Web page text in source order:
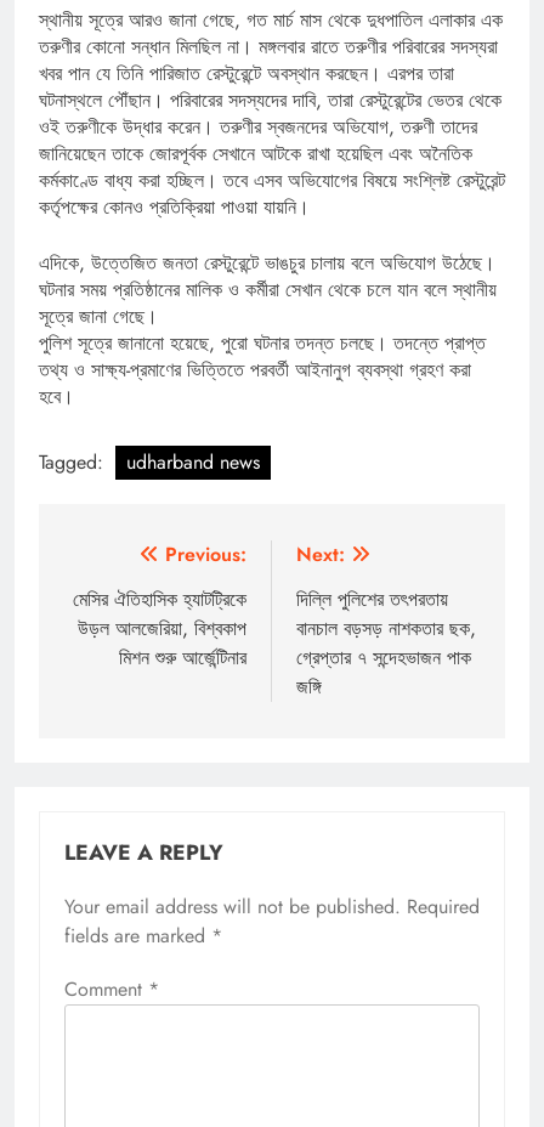
স্থানীয় সূত্রে আরও জানা গেছে, গত মার্চ মাস থেকে দুধপাতিল এলাকার এক
তরুণীর কোনো সন্ধান মিলছিল না। মঙ্গলবার রাতে তরুণীর পরিবারের সদস্যরা
খবর পান যে তিনি পারিজাত রেস্টুরেন্টে অবস্থান করছেন। এরপর তারা
ঘটনাস্থলে পৌঁছান। পরিবারের সদস্যদের দাবি, তারা রেস্টুরেন্টের ভেতর থেকে
ওই তরুণীকে উদ্ধার করেন। তরুণীর স্বজনদের অভিযোগ, তরুণী তাদের
জানিয়েছেন তাকে জোরপূর্বক সেখানে আটকে রাখা হয়েছিল এবং অনৈতিক
কর্মকাণ্ডে বাধ্য করা হচ্ছিল। তবে এসব অভিযোগের বিষয়ে সংশ্লিষ্ট রেস্টুরেন্ট
কর্তৃপক্ষের কোনও প্রতিক্রিয়া পাওয়া যায়নি।
এদিকে, উত্তেজিত জনতা রেস্টুরেন্টে ভাঙচুর চালায় বলে অভিযোগ উঠেছে।
ঘটনার সময় প্রতিষ্ঠানের মালিক ও কর্মীরা সেখান থেকে চলে যান বলে স্থানীয়
সূত্রে জানা গেছে।
পুলিশ সূত্রে জানানো হয়েছে, পুরো ঘটনার তদন্ত চলছে। তদন্তে প্রাপ্ত
তথ্য ও সাক্ষ্য-প্রমাণের ভিত্তিতে পরবর্তী আইনানুগ ব্যবস্থা গ্রহণ করা
হবে।
Tagged: udharband news
navigation
Previous:
মেসির ঐতিহাসিক হ্যাটট্রিকে
উড়ল আলজেরিয়া, বিশ্বকাপ
মিশন শুরু আর্জেন্টিনার
Next:
দিল্লি পুলিশের তৎপরতায়
বানচাল বড়সড় নাশকতার ছক,
গ্রেপ্তার ৭ সন্দেহভাজন পাক
জঙ্গি
LEAVE A REPLY
Your email address will not be published. Required
fields are marked *
Comment *